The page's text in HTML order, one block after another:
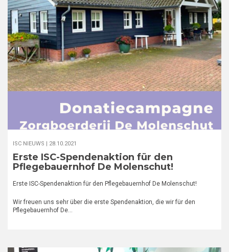
ISC NIEUWS | 28.10.2021
Erste ISC-Spendenaktion für den
Pflegebauernhof De Molenschut!
Erste ISC-Spendenaktion für den Pflegebauernhof De Molenschut!
Wir freuen uns sehr über die erste Spendenaktion, die wir für den
Pflegebauernhof De…